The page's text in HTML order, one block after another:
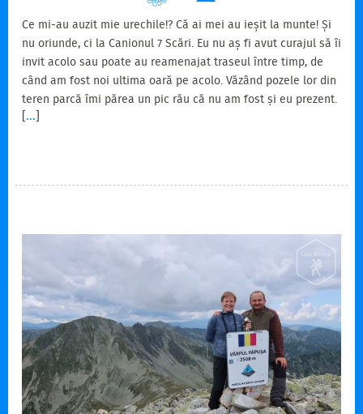
Ce mi-au auzit mie urechile!? Că ai mei au ieșit la munte! Și
nu oriunde, ci la Canionul 7 Scări. Eu nu aș fi avut curajul să îi
invit acolo sau poate au reamenajat traseul între timp, de
când am fost noi ultima oară pe acolo. Văzând pozele lor din
teren parcă îmi părea un pic rău că nu am fost și eu prezent.
Ce-ar fi să îi invit și eu la munte!? Dar unde să mergem, să
[...]